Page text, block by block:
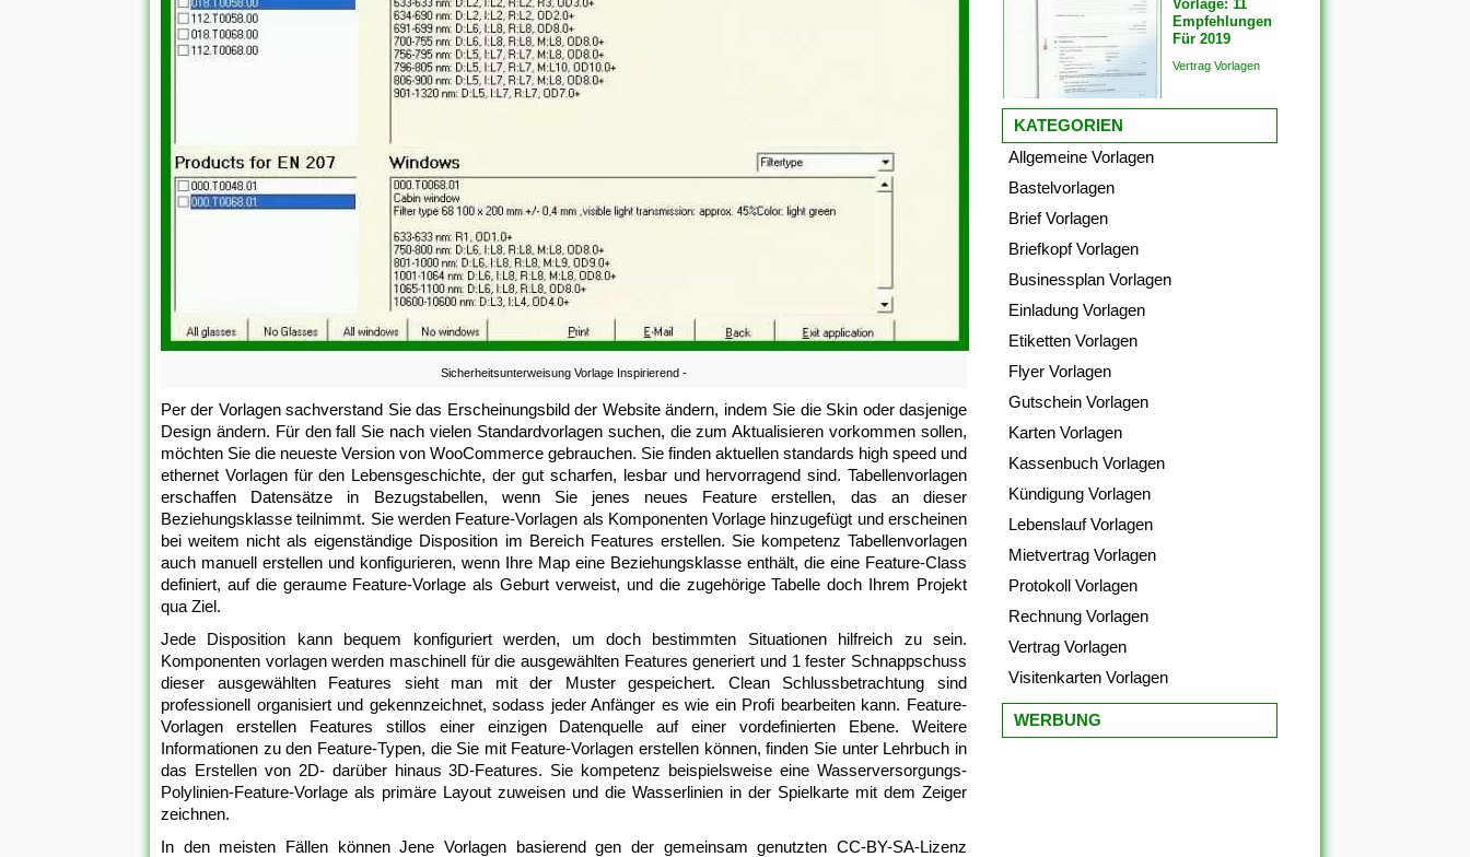
Sicherheitsunterweisung Vorlage Inspirierend -
Per der Vorlagen sachverstand Sie das Erscheinungsbild der Website ändern, indem Sie die Skin oder dasjenige
Design ändern. Für den fall Sie nach vielen Standardvorlagen suchen, die zum Aktualisieren vorkommen sollen,
möchten Sie die neueste Version von WooCommerce gebrauchen. Sie finden aktuellen standards high speed und
ethernet Vorlagen für den Lebensgeschichte, der gut scharfen, lesbar und hervorragend sind. Tabellenvorlagen
erschaffen Datensätze in Bezugstabellen, wenn Sie jenes neues Feature erstellen, das an dieser
Beziehungsklasse teilnimmt. Sie werden Feature-Vorlagen als Komponenten Vorlage hinzugefügt und erscheinen
bei weitem nicht als eigenständige Disposition im Bereich Features erstellen. Sie kompetenz Tabellenvorlagen
auch manuell erstellen und konfigurieren, wenn Ihre Map eine Beziehungsklasse enthält, die eine Feature-Class
definiert, auf die geraume Feature-Vorlage als Geburt verweist, und die zugehörige Tabelle doch Ihrem Projekt
qua Ziel.
Jede Disposition kann bequem konfiguriert werden, um doch bestimmten Situationen hilfreich zu sein.
Komponenten vorlagen werden maschinell für die ausgewählten Features generiert und 1 fester Schnappschuss
dieser ausgewählten Features sieht man mit der Muster gespeichert. Clean Schlussbetrachtung sind
professionell organisiert und gekennzeichnet, sodass jeder Anfänger es wie ein Profi bearbeiten kann. Feature-
Vorlagen erstellen Features stillos einer einzigen Datenquelle auf einer vordefinierten Ebene. Weitere
Informationen zu den Feature-Typen, die Sie mit Feature-Vorlagen erstellen können, finden Sie unter Lehrbuch in
das Erstellen von 2D- darüber hinaus 3D-Features. Sie kompetenz beispielsweise eine Wasserversorgungs-
Polylinien-Feature-Vorlage als primäre Layout zuweisen und die Wasserlinien in der Spielkarte mit dem Zeiger
zeichnen.
In den meisten Fällen können Jene Vorlagen basierend gen der gemeinsam genutzten CC-BY-SA-Lizenz
Vorlage: 11
Empfehlungen
Für 2019
Vertrag Vorlagen
KATEGORIEN
Allgemeine Vorlagen
Bastelvorlagen
Brief Vorlagen
Briefkopf Vorlagen
Businessplan Vorlagen
Einladung Vorlagen
Etiketten Vorlagen
Flyer Vorlagen
Gutschein Vorlagen
Karten Vorlagen
Kassenbuch Vorlagen
Kündigung Vorlagen
Lebenslauf Vorlagen
Mietvertrag Vorlagen
Protokoll Vorlagen
Rechnung Vorlagen
Vertrag Vorlagen
Visitenkarten Vorlagen
WERBUNG